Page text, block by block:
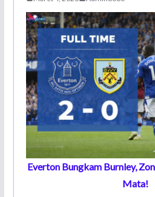
Everton Bungkam Burnley,
Mata!